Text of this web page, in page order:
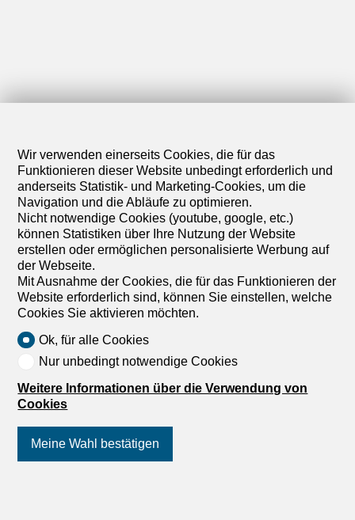
9
Haus
Haus mit 5.5 Zimmer zum
Verkauf in Oensingen - 185 m²
Preis auf Anfrage
Wir verwenden einerseits Cookies, die für das
Funktionieren dieser Website unbedingt erforderlich und
anderseits Statistik- und Marketing-Cookies, um die
Navigation und die Abläufe zu optimieren.
Nicht notwendige Cookies (youtube, google, etc.)
können Statistiken über Ihre Nutzung der Website
erstellen oder ermöglichen personalisierte Werbung auf
der Webseite.
Mit Ausnahme der Cookies, die für das Funktionieren der
Website erforderlich sind, können Sie einstellen, welche
Cookies Sie aktivieren möchten.
Ok, für alle Cookies
Nur unbedingt notwendige Cookies
Weitere Informationen über die Verwendung von
Cookies
Meine Wahl bestätigen